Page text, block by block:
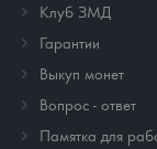
Клуб ЗМД
Гарантии
Выкуп монет
Вопрос - ответ
Памятка для